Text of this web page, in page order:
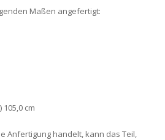
Maßen angefertigt:
cm
Anfertigung handelt, kann das Teil,